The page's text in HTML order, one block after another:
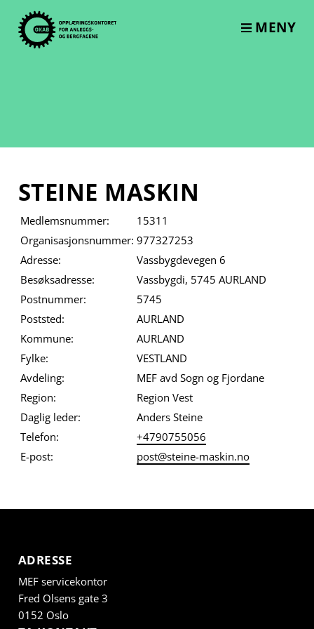
content
MENY
STEINE MASKIN
Medlemsnummer:
15311
Organisasjonsnummer: 977327253
Adresse:
Vassbygdevegen 6
Besøksadresse:
Vassbygdi, 5745 AURLAND
Postnummer:
5745
Poststed:
AURLAND
Kommune:
AURLAND
Fylke:
VESTLAND
Avdeling:
MEF avd Sogn og Fjordane
Region:
Region Vest
Daglig leder:
Anders Steine
Telefon:
+4790755056
E-post:
post@steine-maskin.no
ADRESSE
MEF servicekontor
Fred Olsens gate 3
0152 Oslo